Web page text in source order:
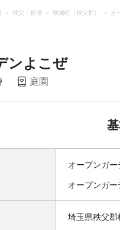
秩父・長瀞 横瀬町（秩父郡） オ
ンよこぜ
庭園
オープンガ
オープンガ
埼玉県秩父